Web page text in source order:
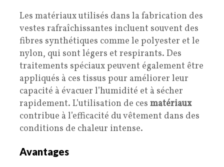
Les matériaux utilisés dans la fabrication des
vestes rafraîchissantes incluent souvent des
fibres synthétiques comme le polyester et le
nylon, qui sont légers et respirants. Des
traitements spéciaux peuvent également être
appliqués à ces tissus pour améliorer leur
capacité à évacuer l’humidité et à sécher
rapidement. L’utilisation de ces matériaux
contribue à l’efficacité du vêtement dans des
conditions de chaleur intense.
Avantages